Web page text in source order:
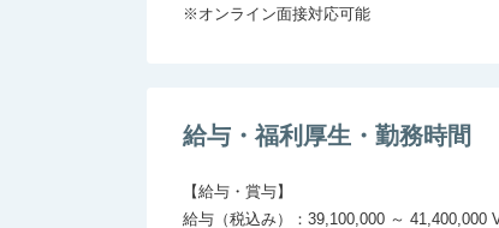
※オンライン面接対応可能
給与・福利厚生・勤務時間
【給与・賞与】
給与（税込み）：39,100,000 ～ 41,400,000